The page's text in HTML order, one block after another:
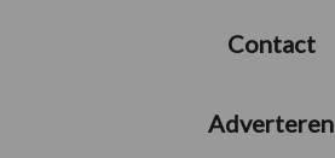
Contact
Adverteren